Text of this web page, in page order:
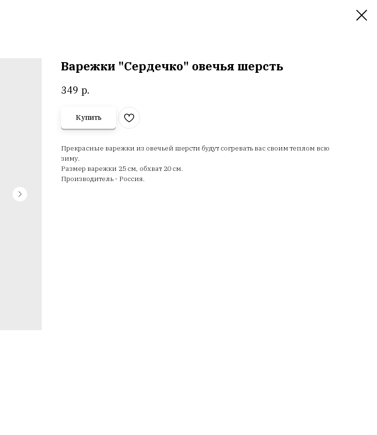
Варежки "Сердечко" овечья шерсть
349 р.
Купить
Прекрасные варежки из овечьей шерсти будут согревать вас своим теплом всю
зиму.
Размер варежки 25 см, обхват 20 см.
Производитель - Россия.